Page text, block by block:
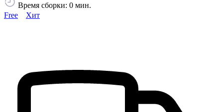
Время сборки: 0 мин.
Free
Хит